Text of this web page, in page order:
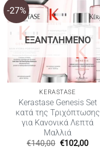
-27%
ΕΞΑΝΤΛΗΜΈΝΟ
KERASTASE
Kerastase Genesis Set
κατά της Τριχόπτωσης
για Κανονικά Λεπτά
Μαλλιά
€140,00 Original
€102,00Η